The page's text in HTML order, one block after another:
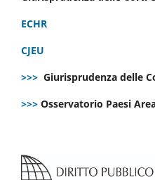
ECHR
CJEU
>>> Giurisprudenza delle
>>> Osservatorio Paesi